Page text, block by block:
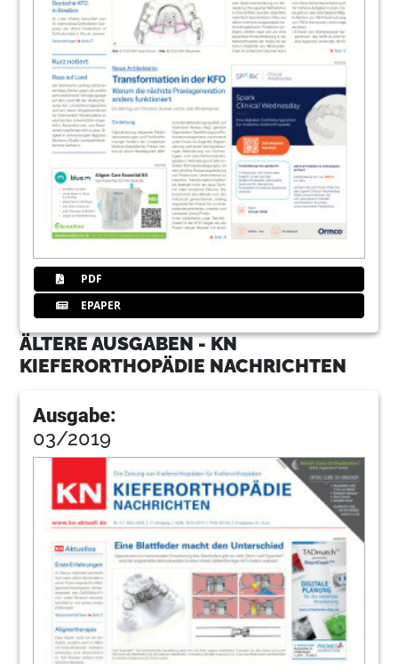
PDF
EPAPER
ÄLTERE AUSGABEN - KN
KIEFERORTHOPÄDIE NACHRICHTEN
Ausgabe:
03/2019